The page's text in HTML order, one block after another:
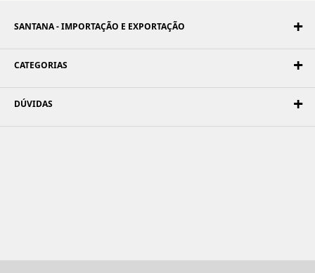
SANTANA - IMPORTAÇÃO E EXPORTAÇÃO
CATEGORIAS
DÚVIDAS